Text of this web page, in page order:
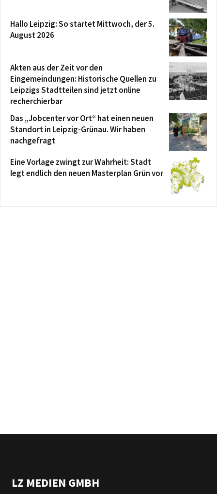
Hallo Leipzig: So startet Mittwoch, der 5.
August 2026
Akten aus der Zeit vor den
Eingemeindungen: Historische Quellen zu
Leipzigs Stadtteilen sind jetzt online
recherchierbar
Das „Jobcenter vor Ort“ hat einen neuen
Standort in Leipzig-Grünau. Wir haben
nachgefragt
Eine Vorlage zwingt zur Wahrheit: Stadt
legt endlich den neuen Masterplan Grün vor
LZ MEDIEN GMBH